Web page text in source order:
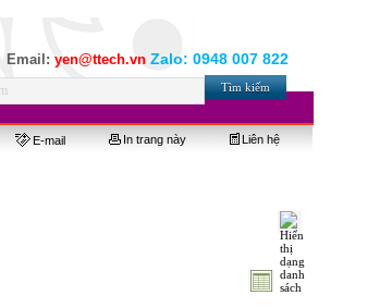
Email: yen@ttech.vn Zalo: 0948 007 822
E-mail In trang này Liên hệ